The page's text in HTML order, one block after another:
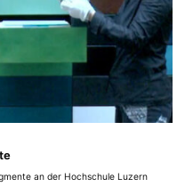
an der Hochschule Luzern